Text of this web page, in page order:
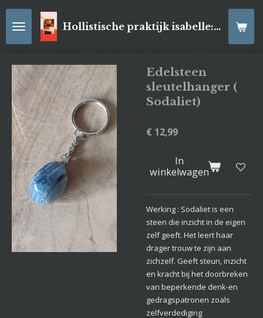
Ga
direct
hoofdinhoud
Hollistische praktijk isabelle: online Kaartleggingen/ Reiki-behandelingen, Relaxatiemassage's , self- made juwelen, spirituele artikelen
Edelsteen
sleutelhanger (
Sodaliet)
€ 12,99
In
winkelwagen
Werking : Sodaliet is een
steen die inzicht in de eigen
zelf geeft. Het leert haar
drager trouw te zijn aan
zichzelf. Geeft steun, inzicht
en kracht bij het doorbreken
van beperkende denk-en
gedragspatronen zoals
zelfverdediging